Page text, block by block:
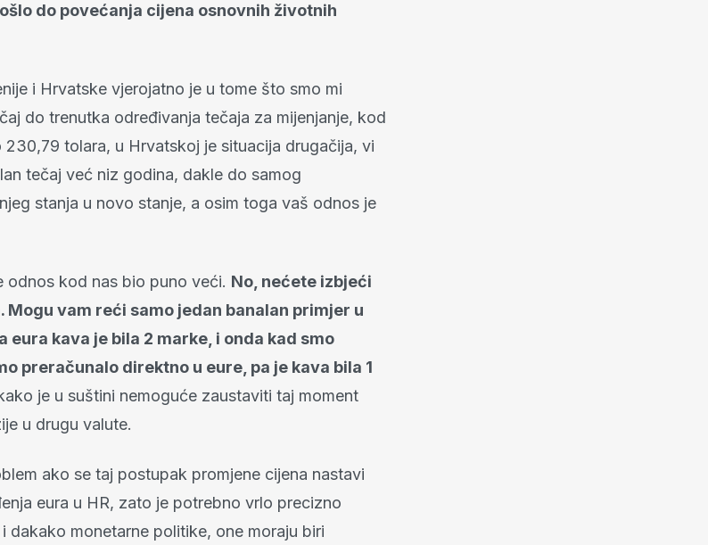
do povećanja cijena osnovnih životnih
i Hrvatske vjerojatno je u tome što smo mi
do trenutka određivanja tečaja za mijenjanje, kod
230,79 tolara, u Hrvatskoj je situacija drugačija, vi
tečaj već niz godina, dakle do samog
stanja u novo stanje, a osim toga vaš odnos je
odnos kod nas bio puno veći. No, nećete izbjeći
Mogu vam reći samo jedan banalan primjer u
eura kava je bila 2 marke, i onda kad smo
preračunalo direktno u eure, pa je kava bila 1
je u suštini nemoguće zaustaviti taj moment
u drugu valute.
ako se taj postupak promjene cijena nastavi
eura u HR, zato je potrebno vrlo precizno
dakako monetarne politike, one moraju biri